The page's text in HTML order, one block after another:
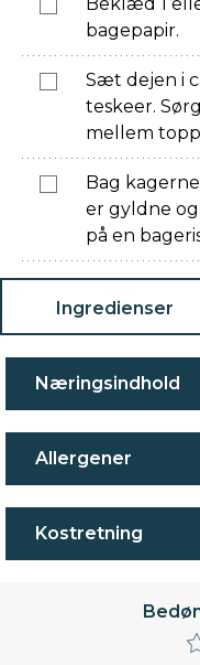
bagepapir.
Sæt dejen i
teskeer.
mellem
Bag
er gyldne
på en
Ingredienser
Næringsindhold
Allergener
Kostretning